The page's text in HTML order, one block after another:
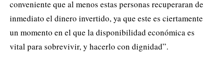
conveniente que al menos estas personas recuperaran de
inmediato el dinero invertido, ya que este es ciertamente
un momento en el que la disponibilidad económica es
vital para sobrevivir, y hacerlo con dignidad”.